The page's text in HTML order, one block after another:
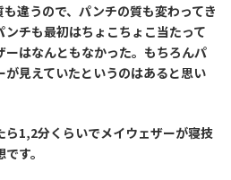
違うので、パンチの質も変わってき
チも最初はちょこちょこ当たって
ーはなんともなかった。もちろんパ
が見えていたというのはあると思い
ら1,2分くらいでメイウェザーが寝技
す。